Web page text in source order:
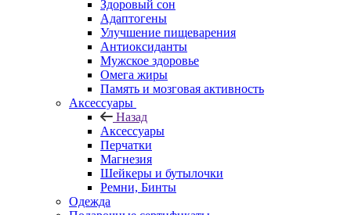
Здоровый сон
Адаптогены
Улучшение пищеварения
Антиоксиданты
Мужское здоровье
Омега жиры
Память и мозговая активность
Аксессуары
Назад
Аксессуары
Перчатки
Магнезия
Шейкеры и бутылочки
Ремни, Бинты
Одежда